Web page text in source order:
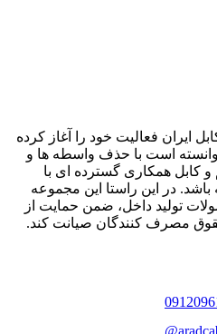
ایران فعالیت خود را آغاز کرده
گذشته توانسته است با حذف واسطه ها و
و کابل همکاری گسترده ای با
در این راستا این مجموعه
تولید داخل، ضمن حمایت از
مصرف کنندگان صیانت کند.